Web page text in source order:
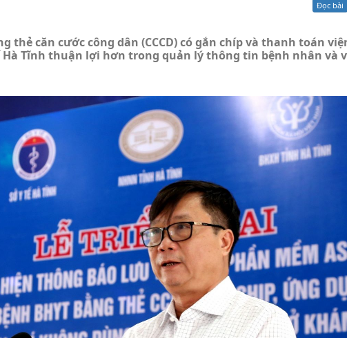
Đọc bài
thẻ căn cước công dân (CCCD) có gắn chíp và thanh toán
Tĩnh thuận lợi hơn trong quản lý thông tin bệnh nhân và